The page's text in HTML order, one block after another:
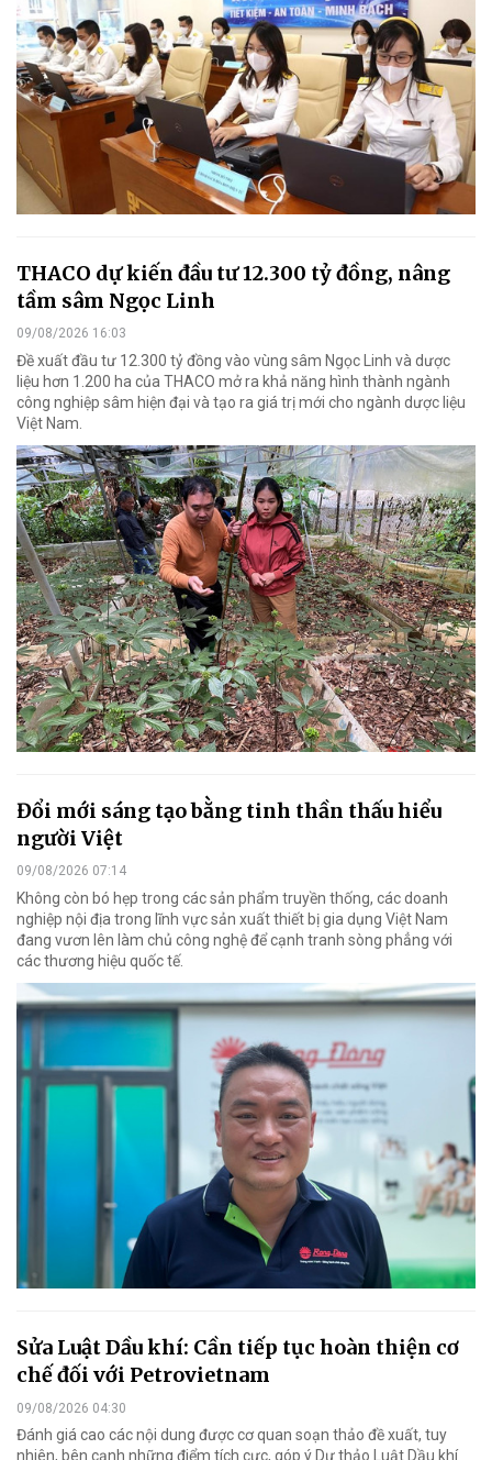
THACO dự kiến đầu tư 12.300 tỷ đồng, nâng
tầm sâm Ngọc Linh
09/08/2026 16:03
Đề xuất đầu tư 12.300 tỷ đồng vào vùng sâm Ngọc Linh và dược
liệu hơn 1.200 ha của THACO mở ra khả năng hình thành ngành
công nghiệp sâm hiện đại và tạo ra giá trị mới cho ngành dược liệu
Việt Nam.
Đổi mới sáng tạo bằng tinh thần thấu hiểu
người Việt
09/08/2026 07:14
Không còn bó hẹp trong các sản phẩm truyền thống, các doanh
nghiệp nội địa trong lĩnh vực sản xuất thiết bị gia dụng Việt Nam
đang vươn lên làm chủ công nghệ để cạnh tranh sòng phẳng với
các thương hiệu quốc tế.
Sửa Luật Dầu khí: Cần tiếp tục hoàn thiện cơ
chế đối với Petrovietnam
09/08/2026 04:30
Đánh giá cao các nội dung được cơ quan soạn thảo đề xuất, tuy
nhiên, bên cạnh những điểm tích cực, góp ý Dự thảo Luật Dầu khí